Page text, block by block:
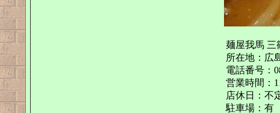
麺屋我馬 三
所在地：広
電話番号：
営業時間：
店休日：不
駐車場：有